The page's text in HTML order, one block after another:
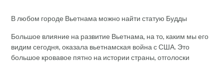
В любом городе Вьетнама можно найти статую Будды
Большое влияние на развитие Вьетнама, на то, каким мы его
видим сегодня, оказала вьетнамская война с США. Это
большое кровавое пятно на истории страны, отголоски